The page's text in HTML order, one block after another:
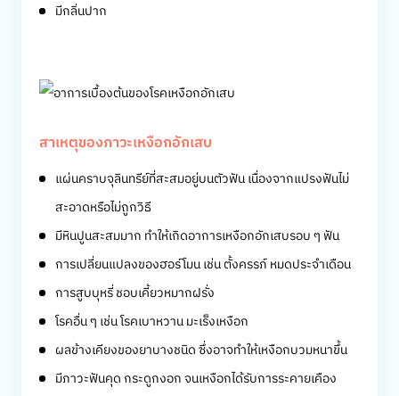
มีกลิ่นปาก
สาเหตุของภาวะเหงือกอักเสบ
แผ่นคราบจุลินทรีย์ที่สะสมอยู่บนตัวฟัน เนื่องจากแปรงฟันไม่
สะอาดหรือไม่ถูกวิธี
มีหินปูนสะสมมาก ทำให้เกิดอาการเหงือกอักเสบรอบ ๆ ฟัน
การเปลี่ยนแปลงของฮอร์โมน เช่น ตั้งครรภ์ หมดประจำเดือน
การสูบบุหรี่ ชอบเคี้ยวหมากฝรั่ง
โรคอื่น ๆ เช่น โรคเบาหวาน มะเร็งเหงือก
ผลข้างเคียงของยาบางชนิด ซึ่งอาจทำให้เหงือกบวมหนาขึ้น
มีภาวะฟันคุด กระดูกงอก จนเหงือกได้รับการระคายเคือง